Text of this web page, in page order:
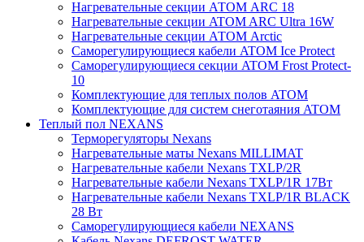
Нагревательные секции АТОМ ARC 18
Нагревательные секции ATOM ARC Ultra 16W
Нагревательные секции АТОМ Arctic
Саморегулирующиеся кабели ATOM Ice Protect
Саморегулирующиеся секции ATOM Frost Protect-
10
Комплектующие для теплых полов ATOM
Комплектующие для систем снеготаяния ATOM
Теплый пол NEXANS
Терморегуляторы Nexans
Нагревательные маты Nexans MILLIMAT
Нагревательные кабели Nexans TXLP/2R
Нагревательные кабели Nexans TXLP/1R 17Вт
Нагревательные кабели Nexans TXLP/1R BLACK
28 Вт
Саморегулирующиеся кабели NEXANS